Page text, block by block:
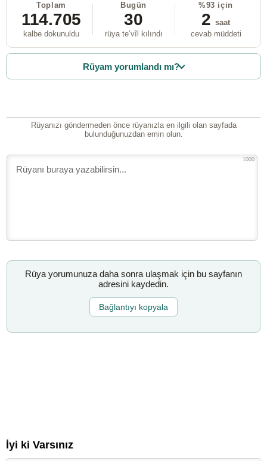
Toplam
114.705
kalbe dokunuldu
Bugün
30
rüya te’vîl kılındı
%93 için
2 saat
cevab müddeti
Rüyam yorumlandı mı?
Rüyanızı göndermeden önce rüyanızla en ilgili olan sayfada
bulunduğunuzdan emin olun.
1000
Rüya yorumunuza daha sonra ulaşmak için bu sayfanın
adresini kaydedin.
Bağlantıyı kopyala
İyi ki Varsınız